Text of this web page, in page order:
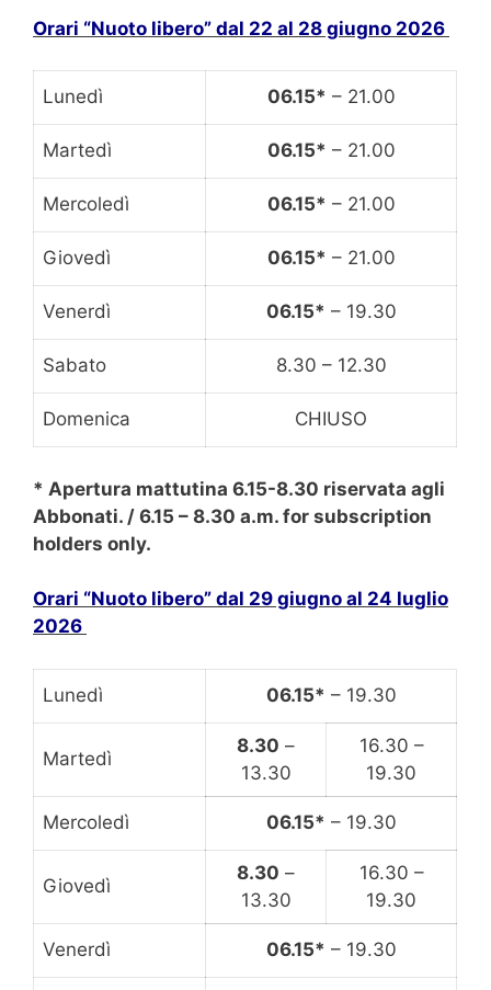
Orari “Nuoto libero” dal 22 al 28 giugno 2026
Lunedì 06.15* – 21.00
Martedì 06.15* – 21.00
Mercoledì 06.15* – 21.00
Giovedì 06.15* – 21.00
Venerdì 06.15* – 19.30
Sabato 8.30 – 12.30
Domenica CHIUSO
* Apertura mattutina 6.15-8.30 riservata agli
Abbonati. / 6.15 – 8.30 a.m. for subscription
holders only.
Orari “Nuoto libero” dal 29 giugno al 24 luglio
2026
Lunedì 06.15* – 19.30
Martedì
8.30 –
13.30
16.30 –
19.30
Mercoledì 06.15* – 19.30
Giovedì
8.30 –
13.30
16.30 –
19.30
Venerdì 06.15* – 19.30